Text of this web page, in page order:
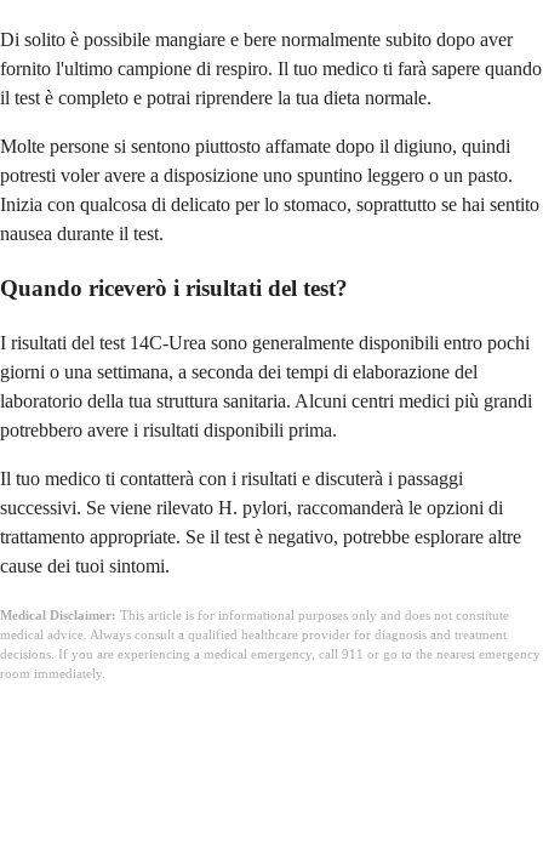
Di solito è possibile mangiare e bere normalmente subito dopo aver
fornito l'ultimo campione di respiro. Il tuo medico ti farà sapere quando
il test è completo e potrai riprendere la tua dieta normale.
Molte persone si sentono piuttosto affamate dopo il digiuno, quindi
potresti voler avere a disposizione uno spuntino leggero o un pasto.
Inizia con qualcosa di delicato per lo stomaco, soprattutto se hai sentito
nausea durante il test.
Quando riceverò i risultati del test?
I risultati del test 14C-Urea sono generalmente disponibili entro pochi
giorni o una settimana, a seconda dei tempi di elaborazione del
laboratorio della tua struttura sanitaria. Alcuni centri medici più grandi
potrebbero avere i risultati disponibili prima.
Il tuo medico ti contatterà con i risultati e discuterà i passaggi
successivi. Se viene rilevato H. pylori, raccomanderà le opzioni di
trattamento appropriate. Se il test è negativo, potrebbe esplorare altre
cause dei tuoi sintomi.
Medical Disclaimer: This article is for informational purposes only and does not constitute
medical advice. Always consult a qualified healthcare provider for diagnosis and treatment
decisions. If you are experiencing a medical emergency, call 911 or go to the nearest emergency
room immediately.